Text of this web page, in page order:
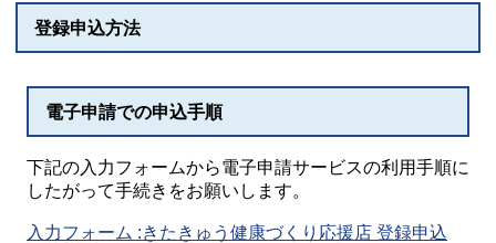
登録申込方法
電子申請での申込手順
下記の入力フォームから電子申請サービスの利用手順に
したがって手続きをお願いします。
入力フォーム :きたきゅう健康づくり応援店 登録申込